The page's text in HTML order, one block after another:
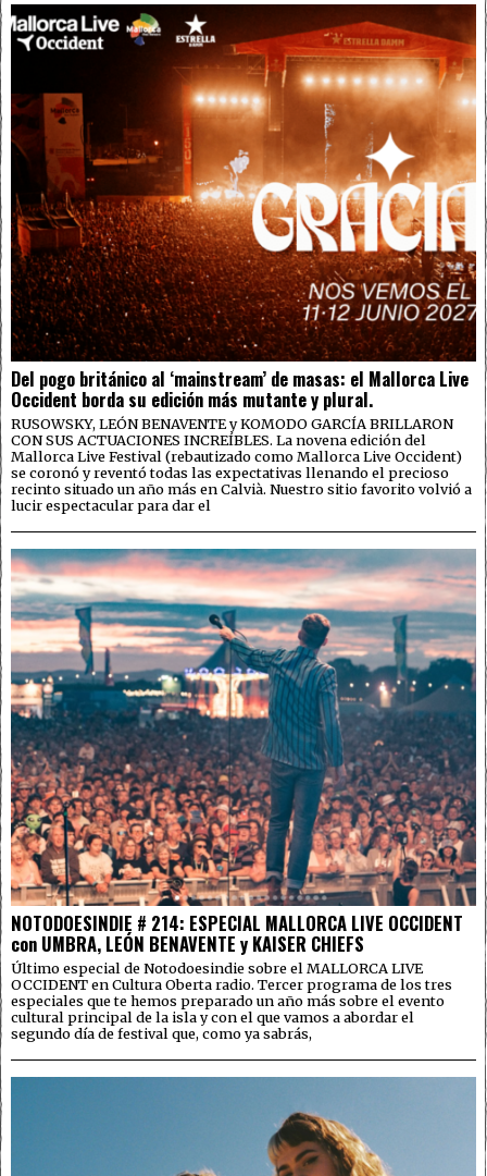
Del pogo británico al ‘mainstream’ de masas: el Mallorca Live
Occident borda su edición más mutante y plural.
RUSOWSKY, LEÓN BENAVENTE y KOMODO GARCÍA BRILLARON
CON SUS ACTUACIONES INCREÍBLES. La novena edición del
Mallorca Live Festival (rebautizado como Mallorca Live Occident)
se coronó y reventó todas las expectativas llenando el precioso
recinto situado un año más en Calvià. Nuestro sitio favorito volvió a
lucir espectacular para dar el
NOTODOESINDIE # 214: ESPECIAL MALLORCA LIVE OCCIDENT
con UMBRA, LEÓN BENAVENTE y KAISER CHIEFS
Último especial de Notodoesindie sobre el MALLORCA LIVE
OCCIDENT en Cultura Oberta radio. Tercer programa de los tres
especiales que te hemos preparado un año más sobre el evento
cultural principal de la isla y con el que vamos a abordar el
segundo día de festival que, como ya sabrás,